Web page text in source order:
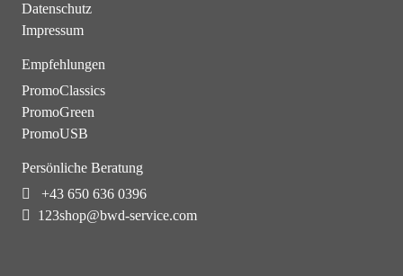
Datenschutz
Impressum
Empfehlungen
PromoClassics
PromoGreen
PromoUSB
Persönliche Beratung
+43 650 636 0396
123shop@bwd-service.com